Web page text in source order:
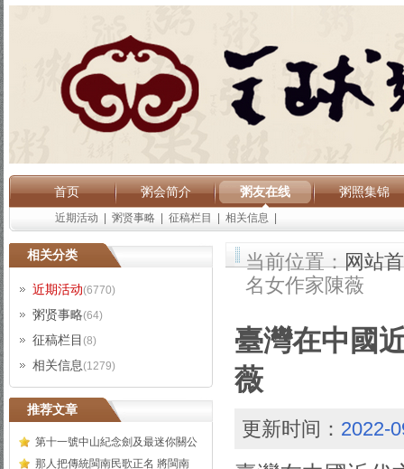
首页 粥会简介 粥友在线 粥照集锦
近期活动 粥贤事略 征稿栏目 相关信息
相关分类
近期活动(6770)
粥贤事略(64)
征稿栏目 (8)
相关信息(1279)
推荐文章
第十一號中山紀念劍及最迷你關公
那人把傳統閩南民歌正名 將閩南
当前位置：网站
名女作家陳薇
臺灣在中國
薇
更新时间： 2022-